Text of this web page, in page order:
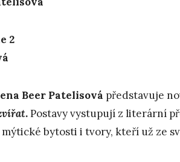
2
Beer Patelisová představuje
.Postavy vystupují z literární
bytosti i tvory, kteří už ze